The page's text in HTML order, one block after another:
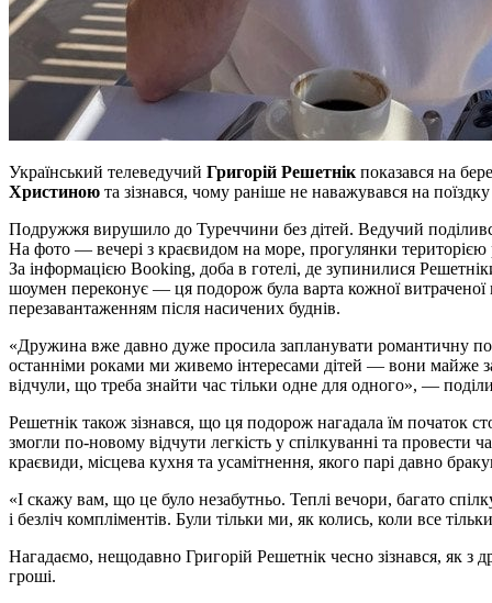
Український телеведучий Григорій Решетнік показався на
Христиною та зізнався, чому раніше не наважувався на
Подружжя вирушило до Туреччини без дітей. Ведучий
На фото — вечері з краєвидом на море, прогулянки
За інформацією Booking, доба в готелі, де зупинилися
шоумен переконує — ця подорож була варта кожної витраченої
перезавантаженням після насичених буднів.
«Дружина вже давно дуже просила запланувати романтичну
останніми роками ми живемо інтересами дітей — вони майже
відчули, що треба знайти час тільки одне для одного», —
Решетнік також зізнався, що ця подорож нагадала їм початок
змогли по-новому відчути легкість у спілкуванні та провести
краєвиди, місцева кухня та усамітнення, якого парі давно
«І скажу вам, що це було незабутньо. Теплі вечори, багато
і безліч компліментів. Були тільки ми, як колись, коли все
Нагадаємо, нещодавно Григорій Решетнік чесно зізнався, як
гроші.